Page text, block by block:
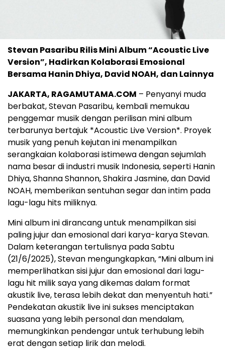
Stevan Pasaribu Rilis Mini Album “Acoustic Live
Version”, Hadirkan Kolaborasi Emosional
Bersama Hanin Dhiya, David NOAH, dan Lainnya
JAKARTA, RAGAMUTAMA.COM – Penyanyi muda
berbakat, Stevan Pasaribu, kembali memukau
penggemar musik dengan perilisan mini album
terbarunya bertajuk *Acoustic Live Version*. Proyek
musik yang penuh kejutan ini menampilkan
serangkaian kolaborasi istimewa dengan sejumlah
nama besar di industri musik Indonesia, seperti Hanin
Dhiya, Shanna Shannon, Shakira Jasmine, dan David
NOAH, memberikan sentuhan segar dan intim pada
lagu-lagu hits miliknya.
Mini album ini dirancang untuk menampilkan sisi
paling jujur dan emosional dari karya-karya Stevan.
Dalam keterangan tertulisnya pada Sabtu
(21/6/2025), Stevan mengungkapkan, “Mini album ini
memperlihatkan sisi jujur dan emosional dari lagu-
lagu hit milik saya yang dikemas dalam format
akustik live, terasa lebih dekat dan menyentuh hati.”
Pendekatan akustik live ini sukses menciptakan
suasana yang lebih personal dan mendalam,
memungkinkan pendengar untuk terhubung lebih
erat dengan setiap lirik dan melodi.